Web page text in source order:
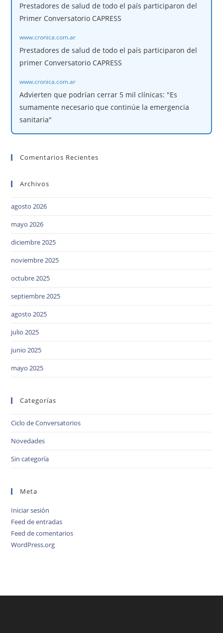
Prestadores de salud de todo el país participaron del
Primer Conversatorio CAPRESS
www.cronica.com.ar
Prestadores de salud de todo el país participaron del
primer Conversatorio CAPRESS
www.cronica.com.ar
Advierten que podrían cerrar 5 mil clínicas: "Es
sumamente necesario que continúe la emergencia
sanitaria"
Comentarios Recientes
Archivos
agosto 2026
mayo 2026
diciembre 2025
noviembre 2025
octubre 2025
septiembre 2025
agosto 2025
julio 2025
junio 2025
mayo 2025
Categorías
Ciclo de Conversatorios
Novedades
Sin categoría
Meta
Iniciar sesión
Feed de entradas
Feed de comentarios
WordPress.org